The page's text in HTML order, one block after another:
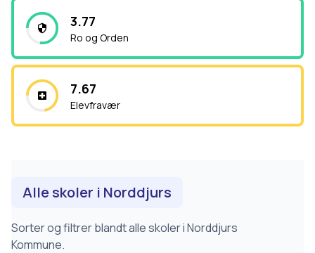
3.77
Ro og Orden
7.67
Elevfravær
Alle skoler i Norddjurs
Sorter og filtrer blandt alle skoler iNorddjurs
Kommune.